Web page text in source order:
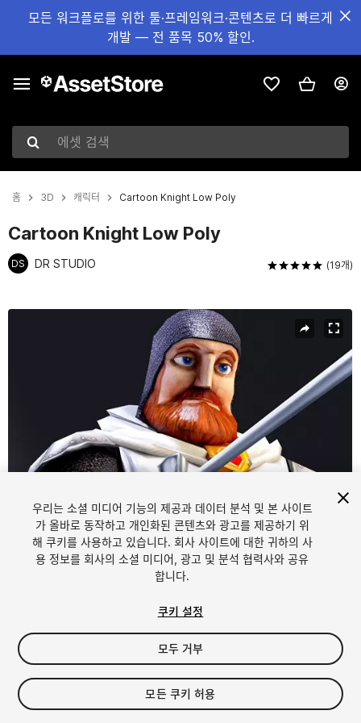
모든 워크플로를 위한 툴·프레임워크·콘텐츠로 더 빠르게
개발 — 전 품목 50% 할인.
에셋 검색
홈 3D 캐릭터 Cartoon Knight Low Poly
Cartoon Knight Low Poly
DS DR STUDIO (19개)
8
$4.99
우리는 소셜 미디어 기능의 제공과 데이터 분석 및 본 사이트
가 올바로 동작하고 개인화된 콘텐츠와 광고를 제공하기 위
해 쿠키를 사용하고 있습니다. 회사 사이트에 대한 귀하의 사
용 정보를 회사의 소셜 미디어, 광고 및 분석 협력사와 공유
합니다.
쿠키 설정
모두 거부
모든 쿠키 허용